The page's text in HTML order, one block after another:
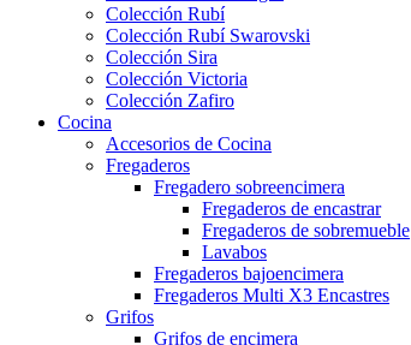
Colección Rubí
Colección Rubí Swarovski
Colección Sira
Colección Victoria
Colección Zafiro
Cocina
Accesorios de Cocina
Fregaderos
Fregadero sobreencimera
Fregaderos de encastrar
Fregaderos de sobremueble
Lavabos
Fregaderos bajoencimera
Fregaderos Multi X3 Encastres
Grifos
Grifos de encimera